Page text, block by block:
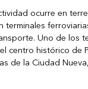
ocurre en
terminales
Uno de los
centro histórico de
de la Ciudad